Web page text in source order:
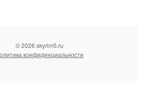
© 2026 skyrim5.ru
конфиденциальности